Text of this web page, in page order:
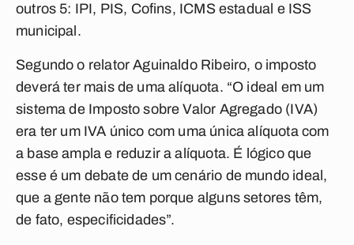
outros 5: IPI, PIS, Cofins, ICMS estadual e ISS
municipal.
Segundo o relator Aguinaldo Ribeiro, o imposto
deverá ter mais de uma alíquota. “O ideal em um
sistema de Imposto sobre Valor Agregado (IVA)
era ter um IVA único com uma única alíquota com
a base ampla e reduzir a alíquota. É lógico que
esse é um debate de um cenário de mundo ideal,
que a gente não tem porque alguns setores têm,
de fato, especificidades”.